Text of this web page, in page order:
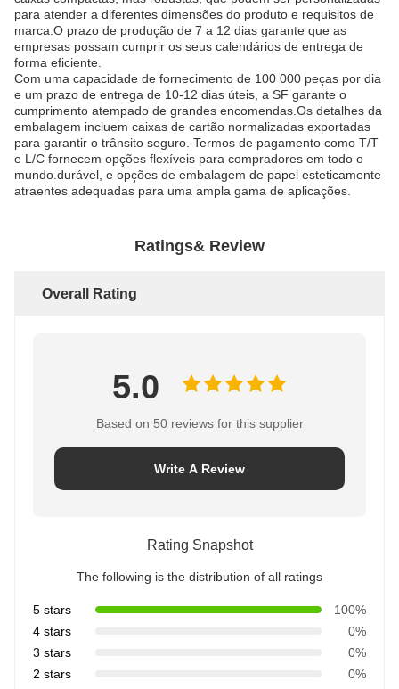
para atender a diferentes dimensões do produto e requisitos de
marca.O prazo de produção de 7 a 12 dias garante que as
empresas possam cumprir os seus calendários de entrega de
forma eficiente.
Com uma capacidade de fornecimento de 100 000 peças por dia
e um prazo de entrega de 10-12 dias úteis, a SF garante o
cumprimento atempado de grandes encomendas.Os detalhes da
embalagem incluem caixas de cartão normalizadas exportadas
para garantir o trânsito seguro. Termos de pagamento como T/T
e L/C fornecem opções flexíveis para compradores em todo o
mundo.durável, e opções de embalagem de papel esteticamente
atraentes adequadas para uma ampla gama de aplicações.
Ratings& Review
Overall Rating
5.0
Based on 50 reviews for this supplier
Write A Review
Rating Snapshot
The following is the distribution of all ratings
5 stars
100%
4 stars
0%
3 stars
0%
2 stars
0%